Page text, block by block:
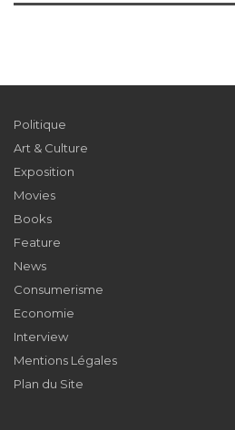
Politique
Art & Culture
Exposition
Movies
Books
Feature
News
Consumerisme
Economie
Interview
Mentions Légales
Plan du Site